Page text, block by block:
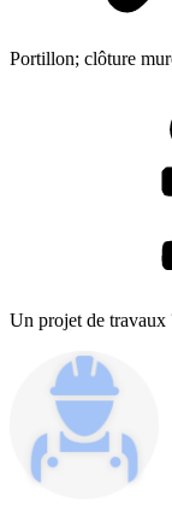
Portillon; clôture
Un projet de travaux